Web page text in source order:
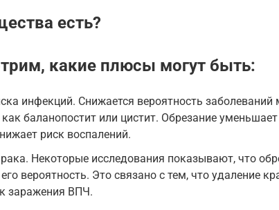
есть?
какие плюсы могут быть:
инфекций. Снижается вероятность заболеваний
баланопостит или цистит. Обрезание
риск воспалений.
Некоторые исследования показывают, что
вероятность. Это связано с тем, что удаление
заражения ВПЧ.